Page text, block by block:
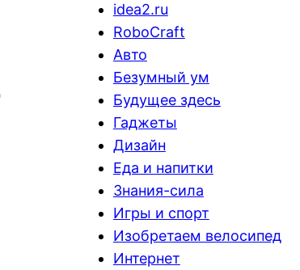
idea2.ru
RoboCraft
Авто
Безумный ум
Будущее здесь
Гаджеты
Дизайн
Еда и напитки
Знания-сила
Игры и спорт
Изобретаем велосипед
Интернет